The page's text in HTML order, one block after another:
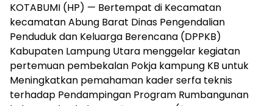
KOTABUMI (HP) — Bertempat di Kecamatan
kecamatan Abung Barat Dinas Pengendalian
Penduduk dan Keluarga Berencana (DPPKB)
Kabupaten Lampung Utara menggelar kegiatan
pertemuan pembekalan Pokja kampung KB untuk
Meningkatkan pemahaman kader serfa teknis
terhadap Pendampingan Program Rumbangunan